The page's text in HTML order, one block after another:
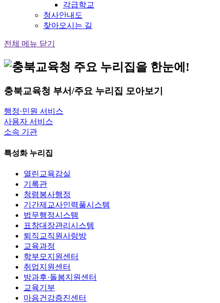
각급학교
청사안내도
찾아오시는 길
전체 메뉴 닫기
충북교육청 부서/주요 누리집 모아보기
행정·민원 서비스
사용자 서비스
소속 기관
특성화 누리집
열린교육감실
기록관
청렴봉사행정
기간제교사인력풀시스템
법무행정시스템
표창대장관리시스템
퇴직교직원사랑방
교육과정
학부모지원센터
취업지원센터
방과후·돌봄지원센터
교육기부
마음건강증진센터